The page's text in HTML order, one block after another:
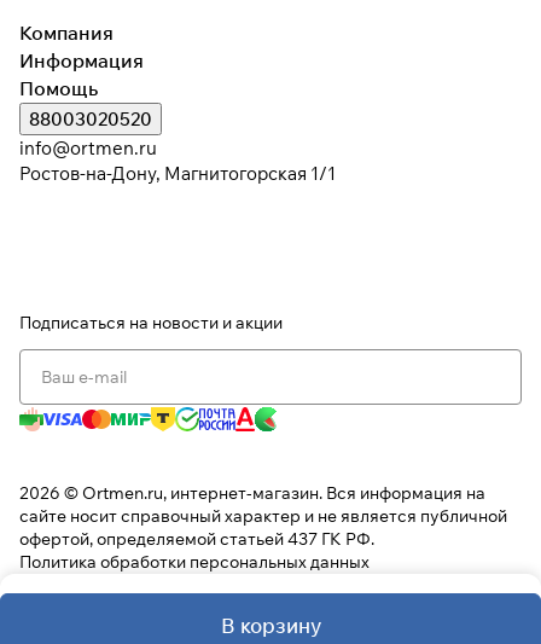
В корзину
Компания
Информация
Помощь
88003020520
info@ortmen.ru
Ростов-на-Дону, Магнитогорская 1/1
Подписаться на новости и акции
2026 © Ortmen.ru, интернет-магазин. Вся информация на
сайте носит справочный характер и не является публичной
офертой, определяемой статьей 437 ГК РФ.
Политика обработки персональных данных